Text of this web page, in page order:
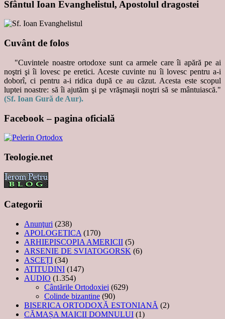
Sfântul Ioan Evanghelistul, Apostolul dragostei
Cuvânt de folos
"Cuvintele noastre ortodoxe sunt ca armele care îi apără pe ai
noştri şi îi lovesc pe eretici. Aceste cuvinte nu îi lovesc pentru a-i
doborî, ci pentru a-i ridica după ce au căzut. Acesta este scopul
luptei noastre: să îi ajutăm şi pe vrăşmaşii noştri să se mântuiască."
(Sf. Ioan Gură de Aur).
Facebook – pagina oficială
Teologie.net
Categorii
Anunţuri (238)
APOLOGETICA (170)
ARHIEPISCOPIA AMERICII (5)
ARSENIE DE SVIATOGORSK (6)
ASCEȚI (34)
ATITUDINI (147)
AUDIO (1.354)
Cântările Ortodoxiei (629)
Colinde bizantine (90)
BISERICA ORTODOXĂ ESTONIANĂ (2)
CĂMAȘA MAICII DOMNULUI (1)